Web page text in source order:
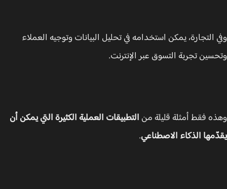
التجارة، يمكن استخدامه في تحليل البيانات وتوجيه العملاء
تجربة التسوق عبر الإنترنت.
فقط أمثلة قليلة منالتطبيقات العملية الكثيرة التي يمكن أن
الذكاء الاصطناعي.